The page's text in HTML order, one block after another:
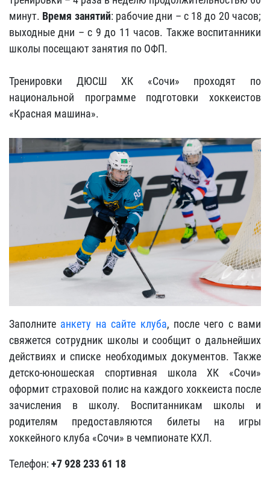
минут. Время занятий: рабочие дни – с 18 до 20 часов;
выходные дни – с 9 до 11 часов. Также воспитанники
школы посещают занятия по ОФП.
Тренировки ДЮСШ ХК «Сочи» проходят по
национальной программе подготовки хоккеистов
«Красная машина».
Заполните анкету на сайте клуба, после чего с вами
свяжется сотрудник школы и сообщит о дальнейших
действиях и списке необходимых документов. Также
детско-юношеская спортивная школа ХК «Сочи»
оформит страховой полис на каждого хоккеиста после
зачисления в школу. Воспитанникам школы и
родителям предоставляются билеты на игры
хоккейного клуба «Сочи» в чемпионате КХЛ.
Телефон:+7 928 233 61 18